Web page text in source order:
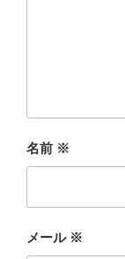
名前 ※
メール ※